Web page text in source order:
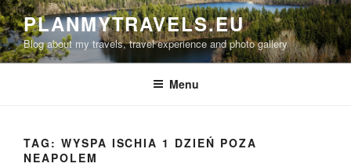
Przejdź
do
treści
PLANMYTRAVELS.EU
Blog about my travels, travel experience and photo gallery
Menu
TAG: WYSPA ISCHIA 1 DZIEŃ POZA
NEAPOLEM